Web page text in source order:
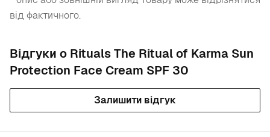
від фактичного.
Відгуки о Rituals The Ritual of Karma Sun
Protection Face Cream SPF 30
Залишити відгук